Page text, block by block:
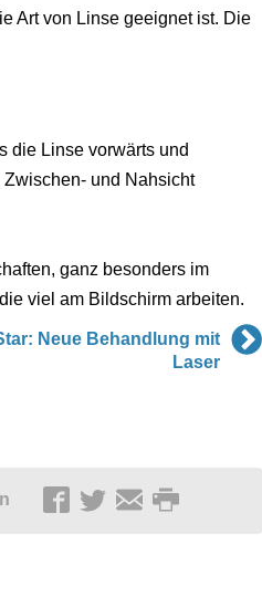
Art von Linse geeignet ist. Die
die Linse vorwärts und
und Nahsicht
ganz besonders im
viel am Bildschirm arbeiten.
Neue Behandlung mit
Laser